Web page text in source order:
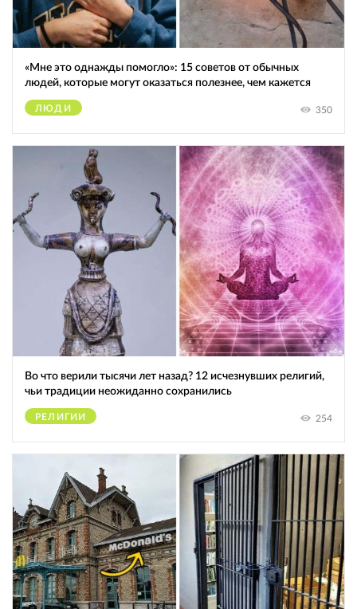
«Мне это однажды помогло»: 15 советов от обычных
людей, которые могут оказаться полезнее, чем кажется
ЛЮДИ 350
Во что верили тысячи лет назад? 12 исчезнувших религий,
чьи традиции неожиданно сохранились
РЕЛИГИИ 254